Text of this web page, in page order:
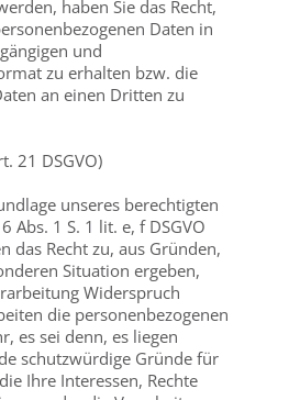
haben Sie das Recht,
Daten in
und
zu erhalten bzw. die
an einen Dritten zu
21 DSGVO)
unseres berechtigten
Abs. 1 S. 1 lit. e, f DSGVO
das Recht zu, aus Gründen,
Situation ergeben,
Widerspruch
die personenbezogenen
es sei denn, es liegen
schutzwürdige Gründe für
Ihre Interessen, Rechte